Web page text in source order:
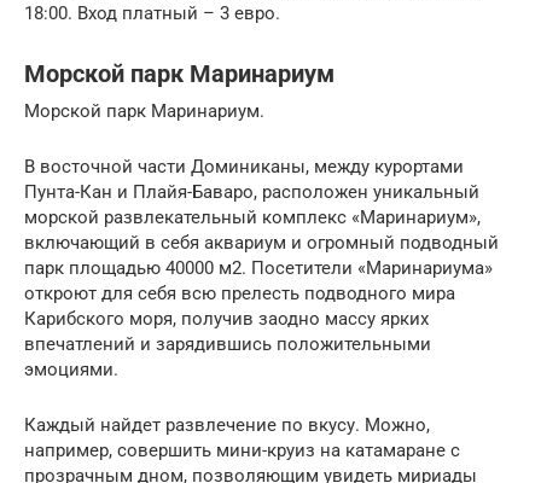
18:00. Вход платный – 3 евро.
Морской парк Маринариум
Морской парк Маринариум.
В восточной части Доминиканы, между курортами
Пунта-Кан и Плайя-Баваро, расположен уникальный
морской развлекательный комплекс «Маринариум»,
включающий в себя аквариум и огромный подводный
парк площадью 40000 м2. Посетители «Маринариума»
откроют для себя всю прелесть подводного мира
Карибского моря, получив заодно массу ярких
впечатлений и зарядившись положительными
эмоциями.
Каждый найдет развлечение по вкусу. Можно,
например, совершить мини-круиз на катамаране с
прозрачным дном, позволяющим увидеть мириады